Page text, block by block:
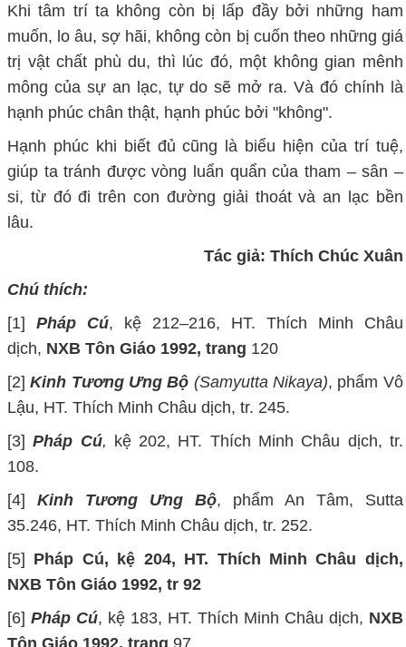
Khi tâm trí ta không còn bị lấp đầy bởi những ham
muốn, lo âu, sợ hãi, không còn bị cuốn theo những giá
trị vật chất phù du, thì lúc đó, một không gian mênh
mông của sự an lạc, tự do sẽ mở ra. Và đó chính là
hạnh phúc chân thật, hạnh phúc bởi "không".
Hạnh phúc khi biết đủ cũng là biểu hiện của trí tuệ,
giúp ta tránh được vòng luẩn quẩn của tham – sân –
si, từ đó đi trên con đường giải thoát và an lạc bền
lâu.
Tác giả: Thích Chúc Xuân
Chú thích:
[1] Pháp Cú, kệ 212–216, HT. Thích Minh Châu
dịch, NXB Tôn Giáo 1992, trang 120
[2]Kinh Tương Ưng Bộ (Samyutta Nikaya), phẩm Vô
Lậu, HT. Thích Minh Châu dịch, tr. 245.
[3]Pháp Cú, kệ 202, HT. Thích Minh Châu dịch, tr.
108.
[4] Kinh Tương Ưng Bộ, phẩm An Tâm, Sutta
35.246, HT. Thích Minh Châu dịch, tr. 252.
[5] Pháp Cú, kệ 204, HT. Thích Minh Châu dịch,
NXB Tôn Giáo 1992, tr 92
[6] Pháp Cú, kệ 183, HT. Thích Minh Châu dịch, NXB
Tôn Giáo 1992, trang 97